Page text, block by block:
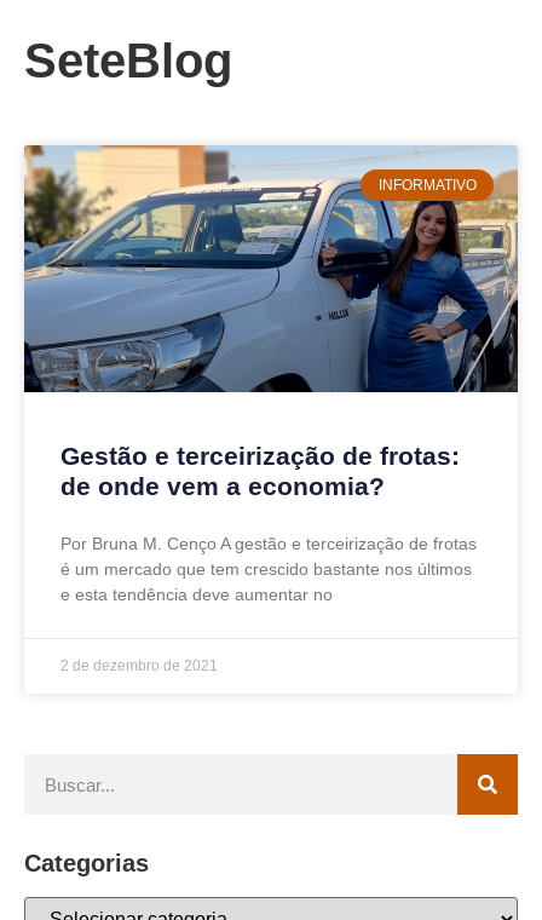
SeteBlog
INFORMATIVO
Gestão e terceirização de frotas:
de onde vem a economia?
Por Bruna M. Cenço A gestão e terceirização de frotas
é um mercado que tem crescido bastante nos últimos
e esta tendência deve aumentar no
2 de dezembro de 2021
Categorias